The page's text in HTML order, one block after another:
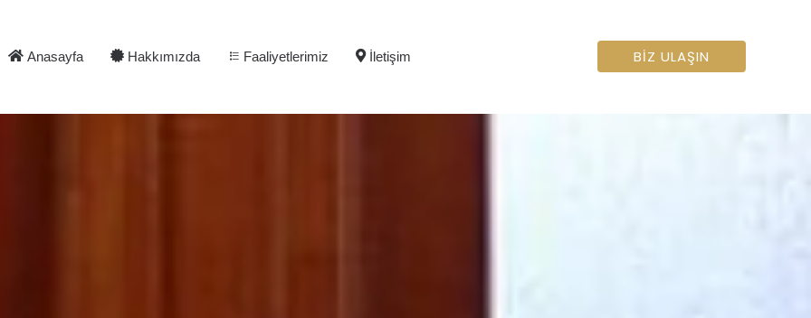
Anasayfa Hakkımızda Faaliyetlerimiz İletişim BIZ ULAŞIN